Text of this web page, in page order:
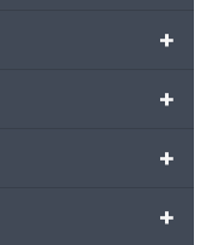
+
+
+
+